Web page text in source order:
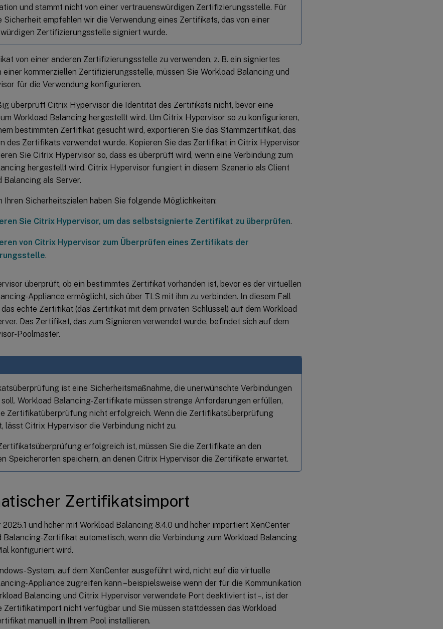
und stammt nicht von einer vertrauenswürdigen Zertifizierungsstelle. Für
Sicherheit empfehlen wir die Verwendung eines Zertifikats, das von einer
Zertifizierungsstelle signiert wurde.
von einer anderen Zertifizierungsstelle zu verwenden, z. B. ein signiertes
kommerziellen Zertifizierungsstelle, müssen Sie Workload Balancing und
für die Verwendung konfigurieren.
überprüft Citrix Hypervisor die Identität des Zertifikats nicht, bevor eine
Workload Balancing hergestellt wird. Um Citrix Hypervisor so zu konfigurieren,
bestimmten Zertifikat gesucht wird, exportieren Sie das Stammzertifikat, das
des Zertifikats verwendet wurde. Kopieren Sie das Zertifikat in Citrix Hypervisor
Sie Citrix Hypervisor so, dass es überprüft wird, wenn eine Verbindung zum
hergestellt wird. Citrix Hypervisor fungiert in diesem Szenario als Client
Balancing als Server.
Ihren Sicherheitszielen haben Sie folgende Möglichkeiten:
Sie Citrix Hypervisor, um das selbstsignierte Zertifikat zu überprüfen.
von Citrix Hypervisor zum Überprüfen eines Zertifikats der
.
ist eine Sicherheitsmaßnahme, die unerwünschte Verbindungen
Workload Balancing-Zertifikate müssen strenge Anforderungen erfüllen,
Zertifikatüberprüfung nicht erfolgreich. Wenn die Zertifikatsüberprüfung
lässt Citrix Hypervisor die Verbindung nicht zu.
erfolgreich ist, müssen Sie die Zertifikate an den
Speicherorten speichern, an denen Citrix Hypervisor die Zertifikate erwartet.
Zertifikatsimport
2025.1 und höher mit Workload Balancing 8.4.0 und höher importiert XenCenter
Balancing-Zertifikat automatisch, wenn die Verbindung zum Workload Balancing
konfiguriert wird.
System, auf dem XenCenter ausgeführt wird, nicht auf die virtuelle
Appliance zugreifen kann – beispielsweise wenn der für die Kommunikation
Balancing und Citrix Hypervisor verwendete Port deaktiviert ist –, ist der
Zertifikatimport nicht verfügbar und Sie müssen stattdessen das Workload
manuell in Ihrem Pool installieren.